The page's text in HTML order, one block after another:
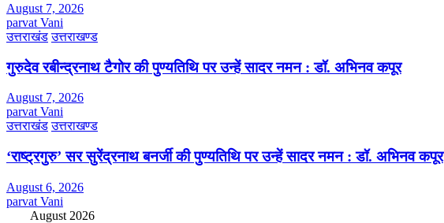
August 7, 2026
parvat Vani
उत्तराखंड उत्तराखण्ड
गुरुदेव रबीन्द्रनाथ टैगोर की पुण्यतिथि पर उन्हें सादर नमन : डॉ. अभिनव कपूर
August 7, 2026
parvat Vani
उत्तराखंड उत्तराखण्ड
‘राष्ट्रगुरु’ सर सुरेंद्रनाथ बनर्जी की पुण्यतिथि पर उन्हें सादर नमन : डॉ. अभिनव कपूर
August 6, 2026
parvat Vani
August 2026